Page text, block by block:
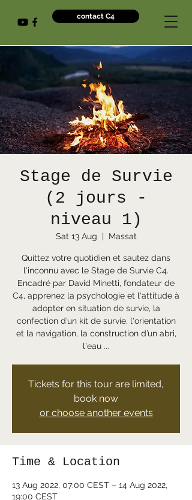
contact C4
Stage de Survie
(2 jours -
niveau 1)
Sat 13 Aug
  |
Massat
Quittez votre quotidien et sautez dans
l'inconnu avec le Stage de Survie C4.
Encadré par David Minetti, fondateur de
C4, apprenez la psychologie et l'attitude à
adopter en situation de survie, la
confection d’un kit de survie, l'orientation
et la navigation, la construction d’un abri,
l'eau ...
Tickets for this tour are limited,
book now
or choose another events
Time & Location
13 Aug 2022, 07:00 CEST – 14 Aug 2022,
19:00 CEST